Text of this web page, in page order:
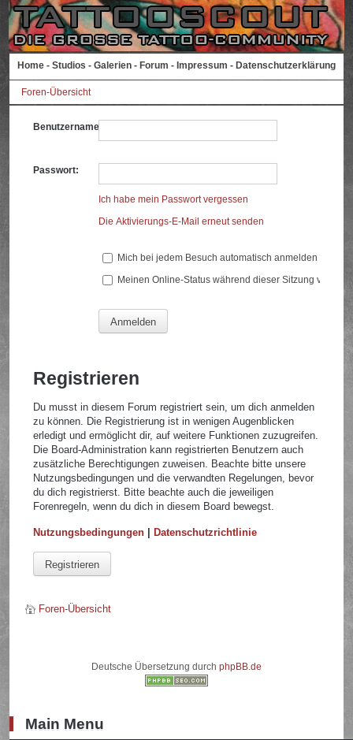
Home - Studios - Galerien - Forum - Impressum - Datenschutzerklärung
Foren-Übersicht
Benutzername:
Passwort:
Ich habe mein Passwort vergessen
Die Aktivierungs-E-Mail erneut senden
Mich bei jedem Besuch automatisch anmelden
Meinen Online-Status während dieser Sitzung
Registrieren
Du musst in diesem Forum registriert sein, um dich anmelden
zu können. Die Registrierung ist in wenigen Augenblicken
erledigt und ermöglicht dir, auf weitere Funktionen zuzugreifen.
Die Board-Administration kann registrierten Benutzern auch
zusätzliche Berechtigungen zuweisen. Beachte bitte unsere
Nutzungsbedingungen und die verwandten Regelungen, bevor
du dich registrierst. Bitte beachte auch die jeweiligen
Forenregeln, wenn du dich in diesem Board bewegst.
Nutzungsbedingungen |Datenschutzrichtlinie
Registrieren
Foren-Übersicht
Deutsche Übersetzung durch phpBB.de
Main Menu